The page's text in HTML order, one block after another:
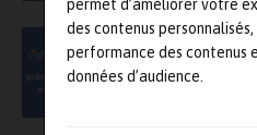
permet d’améliorer votre
des contenus
performance des contenus
données d’audience.
dB Vib